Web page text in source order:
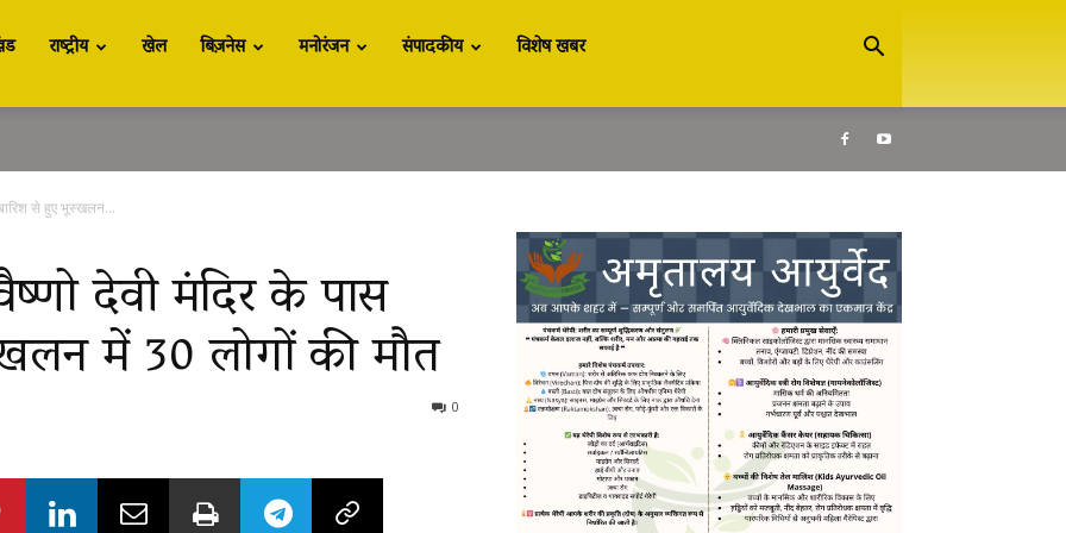
राष्ट्रीय खेल बिज़नेस मनोरंजन संपादकीय विशेष खबर
से हुए भूस्खलन...
देवी मंदिर के पास
में 30 लोगों की मौत
0